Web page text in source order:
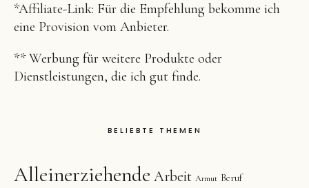
*Affiliate-Link: Für die Empfehlung bekomme ich
eine Provision vom Anbieter.
** Werbung für weitere Produkte oder
Dienstleistungen, die ich gut finde.
BELIEBTE THEMEN
Alleinerziehende Arbeit Armut Beruf